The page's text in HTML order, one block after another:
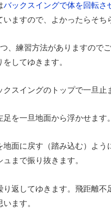
バックスイングで体を回転さ
ますので、よかったらそち
、練習方法がありますので
してゆきます。
クスイングのトップで一旦止
足を一旦地面から浮かせます。
地面に戻す（踏み込む）よ
まで振り抜きます。
り返してゆきます。飛距離
ます。